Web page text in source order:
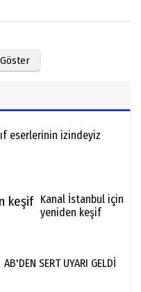
eserlerinin izindeyiz
Kanal İstanbul için
yeniden keşif
AB'DEN SERT UYARI GELDİ